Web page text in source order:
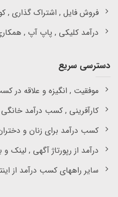
فروش فایل , اشتراک گذاری ,
درآمد کلیکی , پاپ آپ ,
دسترسی سریع
موفقیت , انگیزه و علاقه در
کارآفرینی , کسب درآمد خانگی ,
کسب درآمد برای زنان و
درآمد از رپورتاژ آگهی , لینک
سایر راههای کسب درآمد از